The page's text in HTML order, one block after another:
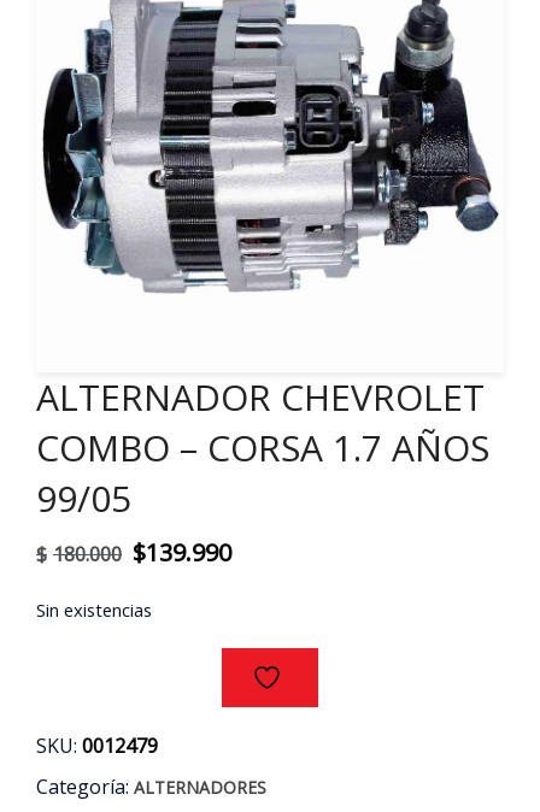
ALTERNADOR CHEVROLET
COMBO – CORSA 1.7 AÑOS
99/05
$ 180.000 El
original
$180.000.
$139.990El
es:
$139.990.
Sin existencias
SKU: 0012479
Categoría: ALTERNADORES